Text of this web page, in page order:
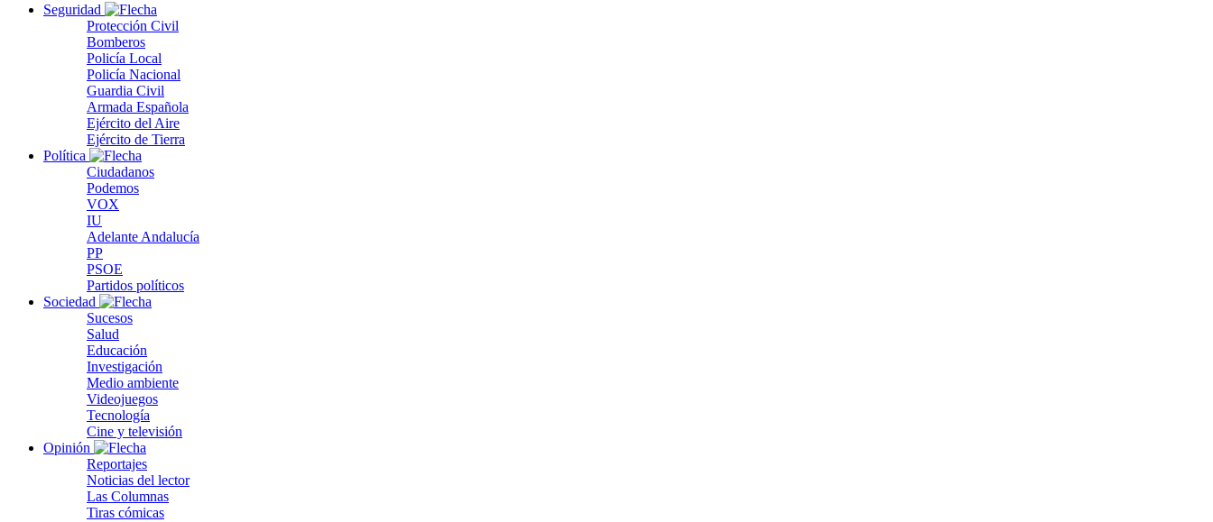
Seguridad
Protección Civil
Bomberos
Policía Local
Policía Nacional
Guardia Civil
Armada Española
Ejército del Aire
Ejército de Tierra
Política
Ciudadanos
Podemos
VOX
IU
Adelante Andalucía
PP
PSOE
Partidos políticos
Sociedad
Sucesos
Salud
Educación
Investigación
Medio ambiente
Videojuegos
Tecnología
Cine y televisión
Opinión
Reportajes
Noticias del lector
Las Columnas
Tiras cómicas